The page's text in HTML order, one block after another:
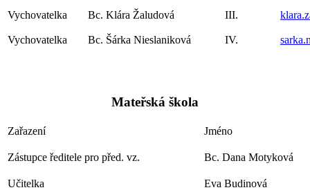
Vychovatelka Bc. Klára Žaludová III.
Vychovatelka Bc. Šárka Nieslaniková IV.
Mateřská škola
Zařazení Jméno
Zástupce ředitele pro před. vz. Bc. Dana Motyková
Učitelka
Eva Budinová